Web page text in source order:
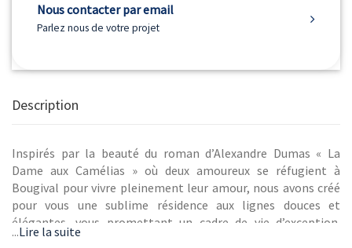
Nous contacter par email
Parlez nous de votre projet
Description
Inspirés par la beauté du roman d’Alexandre Dumas « La
Dame aux Camélias » où deux amoureux se réfugient à
Bougival pour vivre pleinement leur amour, nous avons créé
pour vous une sublime résidence aux lignes douces et
élégantes, vous promettant un cadre de vie d’exception.
Votre future résidence, composée de 63 appartements
...Lire la suite